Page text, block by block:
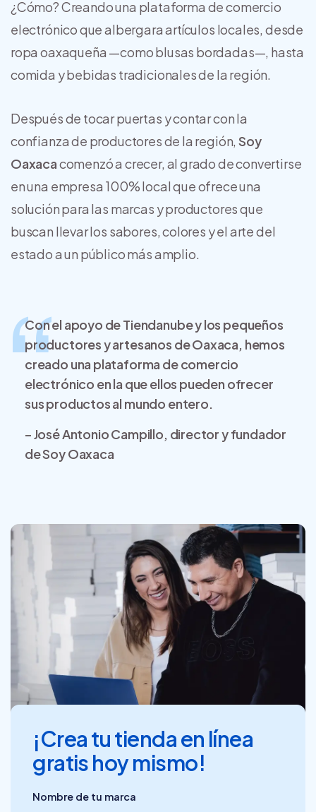
¿Cómo? Creando una plataforma de comercio
electrónico que albergara artículos locales, desde
ropa oaxaqueña —como blusas bordadas—, hasta
comida y bebidas tradicionales de la región.
Después de tocar puertas y contar con la
confianza de productores de la región, Soy
Oaxacacomenzó a crecer, al grado de convertirse
en una empresa 100% local que ofrece una
solución para las marcas y productores que
buscan llevar los sabores, colores y el arte del
estado a un público más amplio.
Con el apoyo de Tiendanube y los pequeños
productores y artesanos de Oaxaca, hemos
creado una plataforma de comercio
electrónico en la que ellos pueden ofrecer
sus productos al mundo entero.
– José Antonio Campillo, director y fundador
deSoy Oaxaca
¡Crea tu tienda en línea
gratis hoy mismo!
Nombre de tu marca